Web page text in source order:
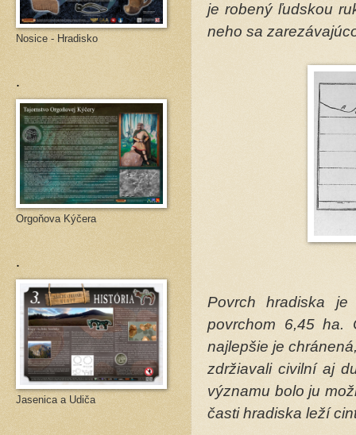
je robený ľudskou
neho sa
Povrch hradiska
povrchom 6,45 ha.
najlepšie je
zdržiavali civilní aj
významu bolo ju
časti hradiska leží
Nosice - Hradisko
.
Orgoňova Kýčera
.
Jasenica a Udiča